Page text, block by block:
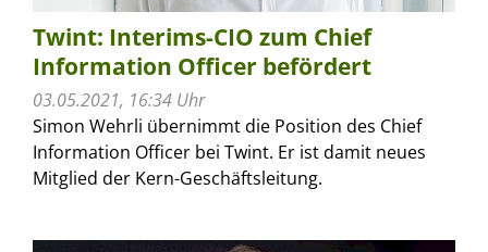
Twint: Interims-CIO zum Chief
Information Officer befördert
03.05.2021, 16:34 Uhr
Simon Wehrli übernimmt die Position des Chief
Information Officer bei Twint. Er ist damit neues
Mitglied der Kern-Geschäftsleitung.